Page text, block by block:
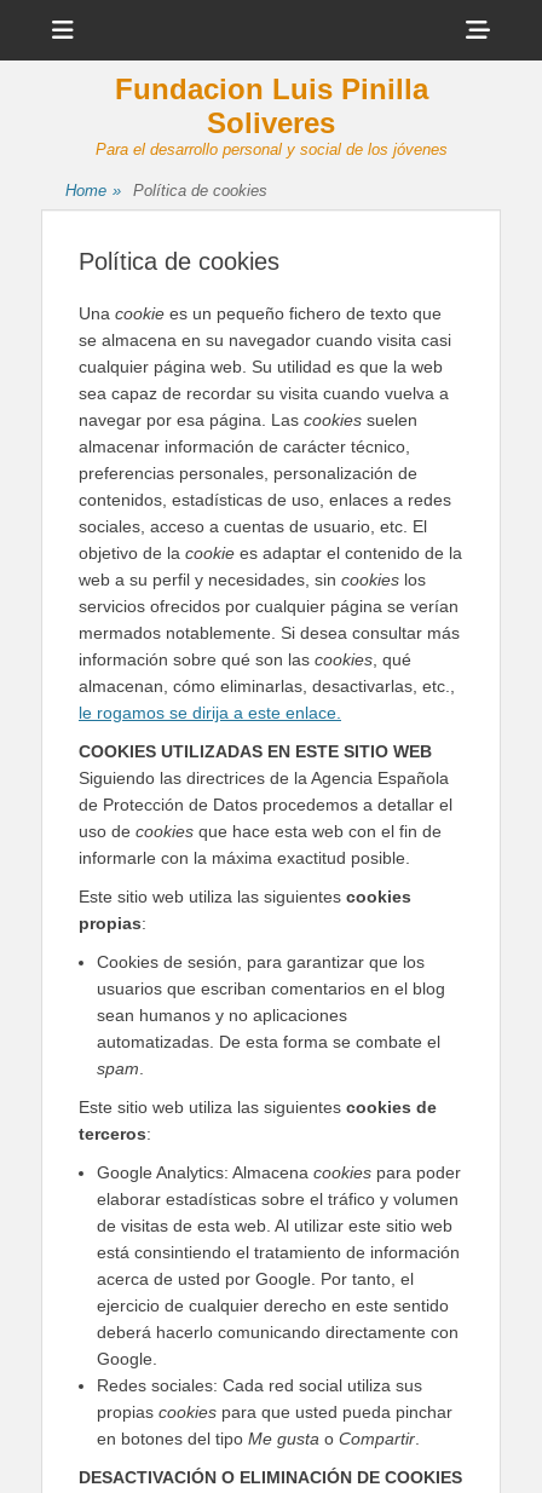
Fundacion Luis Pinilla
Soliveres
Para el desarrollo personal y social de los jóvenes
Home » Política de cookies
Política de cookies
Una cookie es un pequeño fichero de texto que
se almacena en su navegador cuando visita casi
cualquier página web. Su utilidad es que la web
sea capaz de recordar su visita cuando vuelva a
navegar por esa página. Las cookies suelen
almacenar información de carácter técnico,
preferencias personales, personalización de
contenidos, estadísticas de uso, enlaces a redes
sociales, acceso a cuentas de usuario, etc. El
objetivo de la cookie es adaptar el contenido de la
web a su perfil y necesidades, sin cookies los
servicios ofrecidos por cualquier página se verían
mermados notablemente. Si desea consultar más
información sobre qué son las cookies , qué
almacenan, cómo eliminarlas, desactivarlas, etc.,
le rogamos se dirija a este enlace.
COOKIES UTILIZADAS EN ESTE SITIO WEB
Siguiendo las directrices de la Agencia Española
de Protección de Datos procedemos a detallar el
uso de cookies que hace esta web con el fin de
informarle con la máxima exactitud posible.
Este sitio web utiliza las siguientes cookies
propias:
Cookies de sesión, para garantizar que los
usuarios que escriban comentarios en el blog
sean humanos y no aplicaciones
automatizadas. De esta forma se combate el
spam
Este sitio web utiliza las siguientes cookies de
terceros:
Google Analytics: Almacena cookies para poder
elaborar estadísticas sobre el tráfico y volumen
de visitas de esta web. Al utilizar este sitio web
está consintiendo el tratamiento de información
acerca de usted por Google. Por tanto, el
ejercicio de cualquier derecho en este sentido
deberá hacerlo comunicando directamente con
Google.
Redes sociales: Cada red social utiliza sus
propias cookies para que usted pueda pinchar
en botones del tipo Me gusta o Compartir
DESACTIVACIÓN O ELIMINACIÓN DE COOKIES